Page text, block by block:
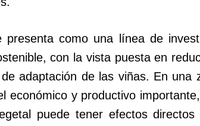
presenta como una línea de
con la vista puesta en
de adaptación de las viñas. En una
económico y productivo
puede tener efectos